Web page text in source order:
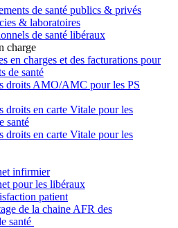
de santé publics & privés
& laboratoires
de santé libéraux
charge
en charges et des facturations pour
de santé
droits AMO/AMC pour les PS
droits en carte Vitale pour les
santé
droits en carte Vitale pour les
infirmier
pour les libéraux
patient
de la chaine AFR des
santé